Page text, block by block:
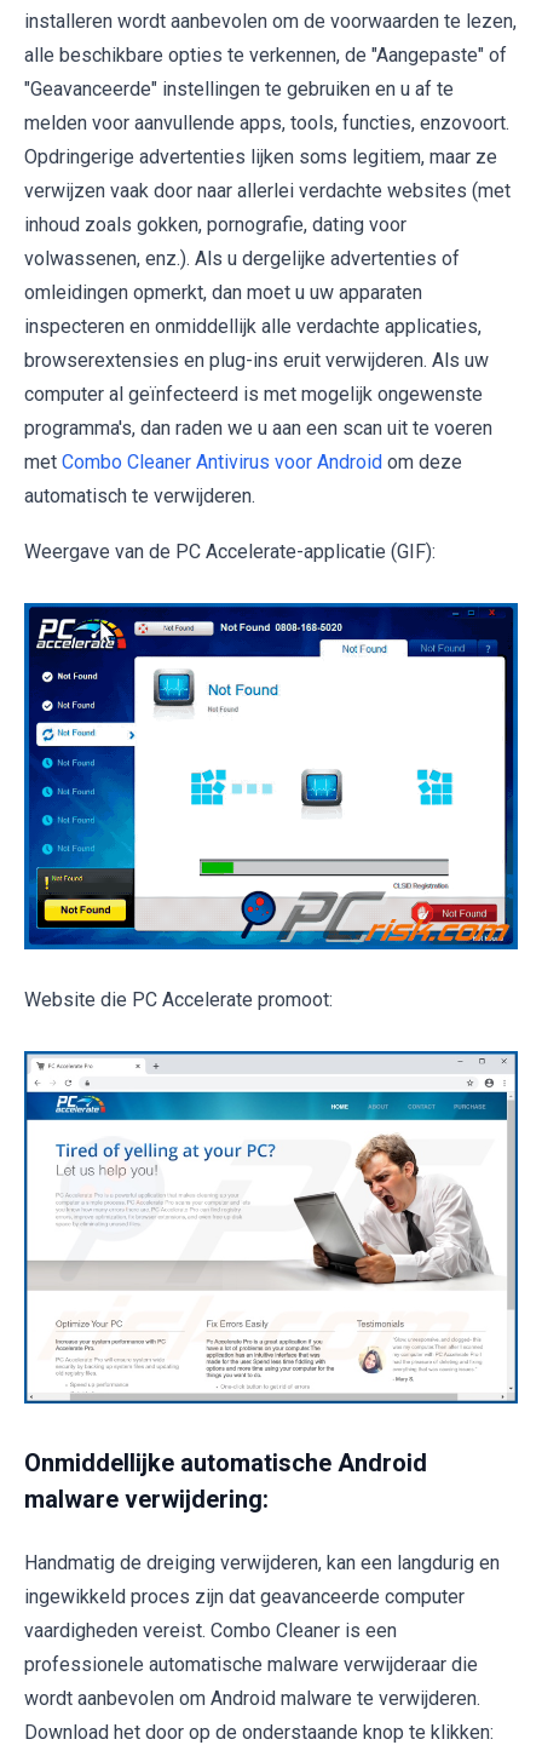
installeren wordt aanbevolen om de voorwaarden te lezen,
alle beschikbare opties te verkennen, de "Aangepaste" of
"Geavanceerde" instellingen te gebruiken en u af te
melden voor aanvullende apps, tools, functies, enzovoort.
Opdringerige advertenties lijken soms legitiem, maar ze
verwijzen vaak door naar allerlei verdachte websites (met
inhoud zoals gokken, pornografie, dating voor
volwassenen, enz.). Als u dergelijke advertenties of
omleidingen opmerkt, dan moet u uw apparaten
inspecteren en onmiddellijk alle verdachte applicaties,
browserextensies en plug-ins eruit verwijderen. Als uw
computer al geïnfecteerd is met mogelijk ongewenste
programma's, dan raden we u aan een scan uit te voeren
met Combo Cleaner Antivirus voor Android om deze
automatisch te verwijderen.
Weergave van de PC Accelerate-applicatie (GIF):
Website die PC Accelerate promoot:
Onmiddellijke automatische Android
malware verwijdering:
Handmatig de dreiging verwijderen, kan een langdurig en
ingewikkeld proces zijn dat geavanceerde computer
vaardigheden vereist. Combo Cleaner is een
professionele automatische malware verwijderaar die
wordt aanbevolen om Android malware te verwijderen.
Download het door op de onderstaande knop te klikken: